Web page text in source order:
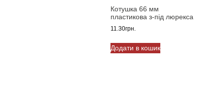
Котушка 66 мм
пластикова з-під люрекса
11.30грн.
Додати в кошик